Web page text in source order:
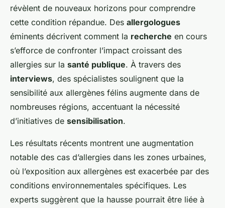
révèlent de nouveaux horizons pour comprendre
cette condition répandue. Des allergologues
éminents décrivent comment la recherche en cours
s’efforce de confronter l’impact croissant des
allergies sur la santé publique. À travers des
interviews, des spécialistes soulignent que la
sensibilité aux allergènes félins augmente dans de
nombreuses régions, accentuant la nécessité
d’initiatives de sensibilisation.
Les résultats récents montrent une augmentation
notable des cas d’allergies dans les zones urbaines,
où l’exposition aux allergènes est exacerbée par des
conditions environnementales spécifiques. Les
experts suggèrent que la hausse pourrait être liée à